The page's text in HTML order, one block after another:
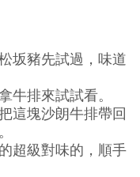
坂豬先試過，味道
牛排來試試看。
這塊沙朗牛排帶回
超級對味的，順手